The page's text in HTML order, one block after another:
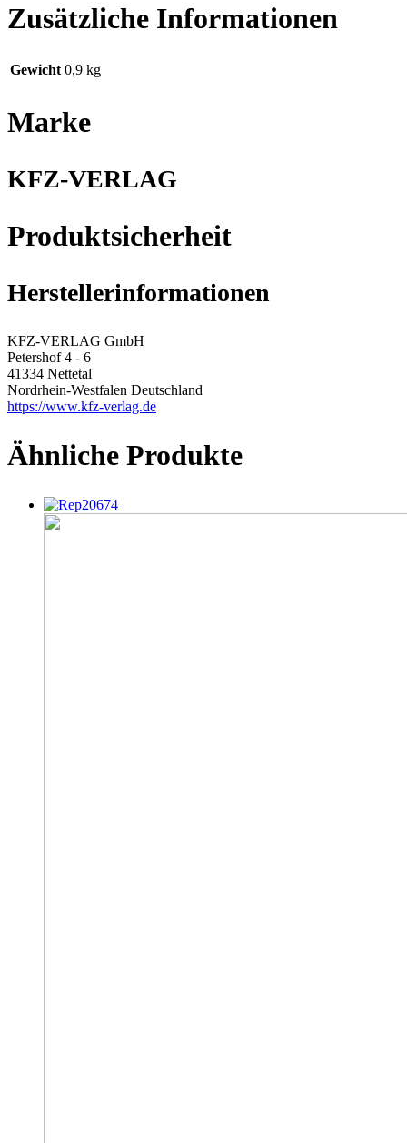
Zusätzliche Informationen
Gewicht 0,9 kg
Marke
KFZ-VERLAG
Produktsicherheit
Herstellerinformationen
KFZ-VERLAG GmbH
Petershof 4 - 6
41334 Nettetal
Nordrhein-Westfalen Deutschland
https://www.kfz-verlag.de
Ähnliche Produkte